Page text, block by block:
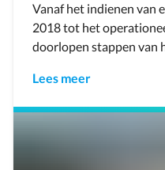
Vanaf het indienen van
2018 tot het
doorlopen stappen van
Lees meer